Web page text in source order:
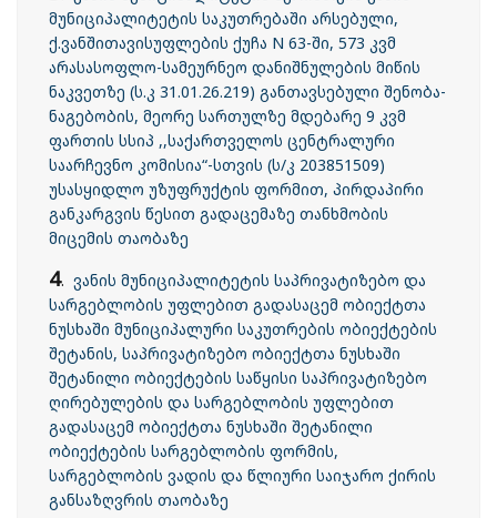
მუნიციპალიტეტის საკუთრებაში არსებული,
ქ.ვანშითავისუფლების ქუჩა N 63-ში, 573 კვმ
არასასოფლო-სამეურნეო დანიშნულების მიწის
ნაკვეთზე (ს.კ 31.01.26.219) განთავსებული შენობა-
ნაგებობის, მეორე სართულზე მდებარე 9 კვმ
ფართის სსიპ ,,საქართველოს ცენტრალური
საარჩევნო კომისია“-სთვის (ს/კ 203851509)
უსასყიდლო უზუფრუქტის ფორმით, პირდაპირი
განკარგვის წესით გადაცემაზე თანხმობის
მიცემის თაობაზე
4. ვანის მუნიციპალიტეტის საპრივატიზებო და
სარგებლობის უფლებით გადასაცემ ობიექტთა
ნუსხაში მუნიციპალური საკუთრების ობიექტების
შეტანის, საპრივატიზებო ობიექტთა ნუსხაში
შეტანილი ობიექტების საწყისი საპრივატიზებო
ღირებულების და სარგებლობის უფლებით
გადასაცემ ობიექტთა ნუსხაში შეტანილი
ობიექტების სარგებლობის ფორმის,
სარგებლობის ვადის და წლიური საიჯარო ქირის
განსაზღვრის თაობაზე